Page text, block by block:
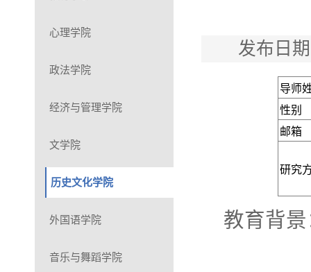
心理学院
政法学院
经济与管理学院
文学院
历史文化学院
外国语学院
音乐与舞蹈学院
发布日
导师
性别
邮箱
研究
教育背